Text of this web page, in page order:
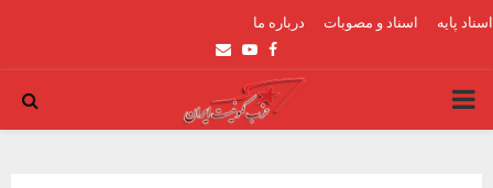
اسناد پایه اسناد و مصوبات درباره ما
Facebook
Youtube
Email
PRIMARY